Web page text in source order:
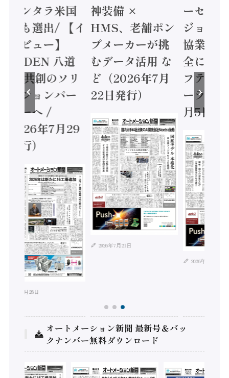
ンタラ米国
も選出/ 【イ
ビュー】
八道
共創のソリ
ションパー
ーへ /
年7月29
行）
年7月28日
神装備 ×
HMS、老舗ポン
プメーカーが挑
むデータ活用 な
ど（2026年7月
22日発行）
2026年7月21日
ーセミコ
ジョンセ
協業 /
全に動か
フティコ
ーラ（
月5日発行
2026年8月4日
オートメーション新聞 最新号＆バッ
クナンバー無料ダウンロード